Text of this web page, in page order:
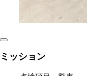
ミッション